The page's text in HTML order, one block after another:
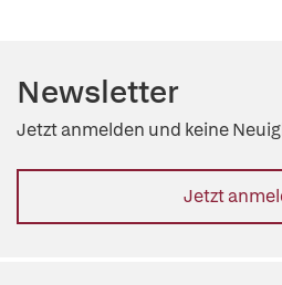
Newsletter
Jetzt anmelden und keine
Jetzt